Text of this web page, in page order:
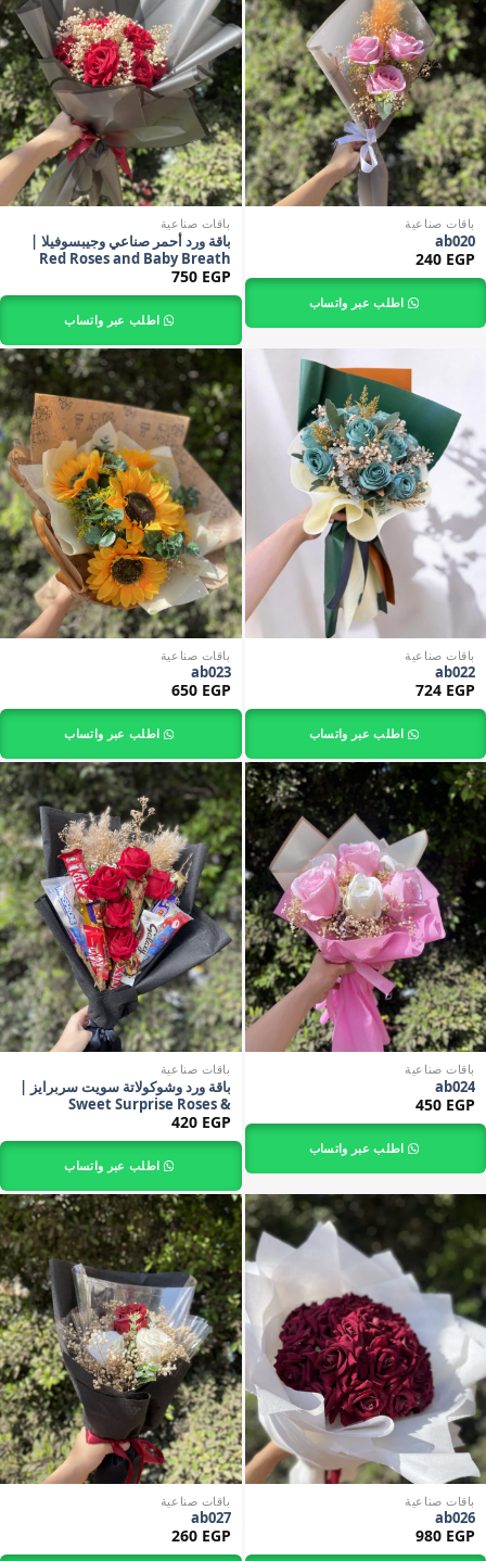
باقات صناعية
ab020
240 EGP
اطلب عبر واتساب
باقات صناعية
باقة ورد أحمر صناعي وجيبسوفيلا |
Red Roses and Baby Breath
Bouquet
750 EGP
اطلب عبر واتساب
باقات صناعية
ab022
724 EGP
اطلب عبر واتساب
باقات صناعية
ab023
650 EGP
اطلب عبر واتساب
باقات صناعية
ab024
450 EGP
اطلب عبر واتساب
باقات صناعية
باقة ورد وشوكولاتة سويت سربرايز |
Sweet Surprise Roses &
Chocolate Bouquet
420 EGP
اطلب عبر واتساب
باقات صناعية
ab026
980 EGP
باقات صناعية
ab027
260 EGP